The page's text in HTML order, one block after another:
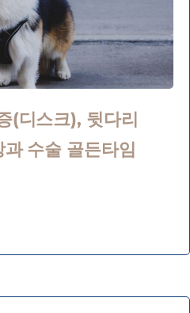
(디스크), 뒷다리
과 수술 골든타임